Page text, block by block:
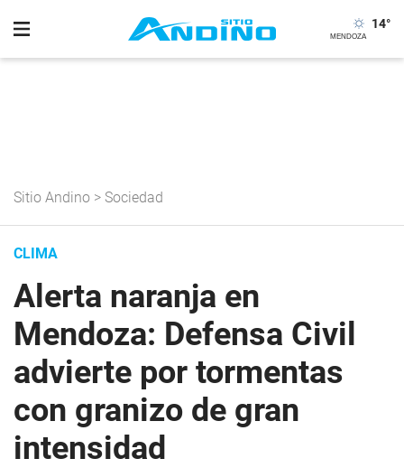
14°
Sitio Andino > Sociedad
CLIMA
Alerta naranja en
Mendoza: Defensa Civil
advierte por tormentas
con granizo de gran
intensidad